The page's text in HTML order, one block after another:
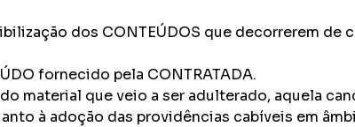
dos CONTEÚDOS que decorrerem de
fornecido pela CONTRATADA.
material que veio a ser adulterado, aquela
à adoção das providências cabíveis em